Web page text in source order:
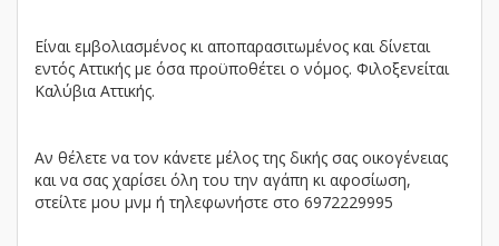
Είναι εμβολιασμένος κι αποπαρασιτωμένος και δίνεται
εντός Αττικής με όσα προϋποθέτει ο νόμος. Φιλοξενείται
Καλύβια Αττικής.
Αν θέλετε να τον κάνετε μέλος της δικής σας οικογένειας
και να σας χαρίσει όλη του την αγάπη κι αφοσίωση,
στείλτε μου μνμ ή τηλεφωνήστε στο 6972229995